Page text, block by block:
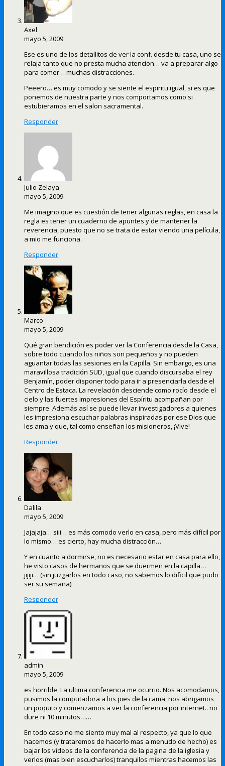
Axel
mayo 5, 2009
Ese es uno de los detallitos de ver la conf. desde tu casa, uno se
relaja tanto que no presta mucha atencion… va a preparar algo
para comer… muchas distracciones.
Peeero… es muy comodo y se siente el espiritu igual, si es que
ponemos de nuestra parte y nos comportamos como si
estubieramos en el salon sacramental.
Responder
Julio Zelaya
mayo 5, 2009
Me imagino que es cuestión de tener algunas reglas, en casa la
regla es tener un cuaderno de apuntes y de mantener la
reverencia, puesto que no se trata de estar viendo una película,
a mio me funciona.
Responder
Marco
mayo 5, 2009
Qué gran bendición es poder ver la Conferencia desde la Casa,
sobre todo cuando los niños son pequeños y no pueden
aguantar todas las sesiones en la Capilla. Sin embargo, es una
maravillosa tradición SUD, igual que cuando discursaba el rey
Benjamín, poder disponer todo para ir a presenciarla desde el
Centro de Estaca. La revelación desciende como rocío desde el
cielo y las fuertes impresiones del Espíritu acompañan por
siempre. Además así se puede llevar investigadores a quienes
les impresiona escuchar palabras inspiradas por ese Dios que
les ama y que, tal como enseñan los misioneros, ¡Vive!
Responder
Dalila
mayo 5, 2009
Jajajaja… siii… es más comodo verlo en casa, pero más difícil por
lo mismo… es cierto, hay mucha distracción…
Y en cuanto a dormirse, no es necesario estar en casa para ello,
he visto casos de hermanos que se duermen en la capilla…
jijiji… (sin juzgarlos en todo caso, no sabemos lo dificil que pudo
ser su semana)
Responder
admin
mayo 5, 2009
es horrible. La ultima conferencia me ocurrio. Nos acomodamos,
pusimos la computadora a los pies de la cama, nos abrigamos
un poquito y comenzamos a ver la conferencia por internet.. no
dure ni 10 minutos……
En todo caso no me siento muy mal al respecto, ya que lo que
hacemos (y trataremos de hacerlo mas a menudo de hecho) es
bajar los videos de la conferencia de la pagina de la iglesia y
verlos (mas bien escucharlos) tranquilos mientras hacemos las